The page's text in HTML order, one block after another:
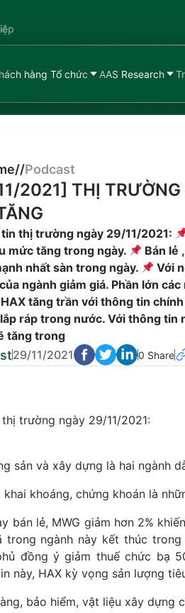
hàng Tổ chức AAS Research
//Podcast
2021] THỊ
tin thị trường ngày 29/11/2021:
mức tăng trong ngày.
Bán lẻ
nhất sàn trong ngày.
Với
ngành giảm giá. Phần lớn
tăng trần với thông tin
ráp trong nước. Với thông tin
tăng trong
29/11/2021 0 Share
thị trường ngày 29/11/2021:
sản và xây dựng là hai ngành
khai khoáng, chứng khoán là
bán lẻ, MWG giảm hơn 2%
trong ngành này kết thúc
đồng ý giảm thuế chức bạ
này, HAX kỳ vọng sản lượng
bảo hiểm, vật liệu xây dựng